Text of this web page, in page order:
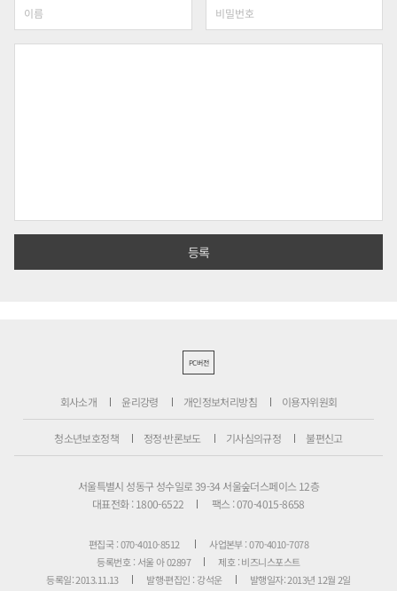
PC버전
회사소개 윤리강령 개인정보처리방침 이용자위원회
청소년보호정책 정정·반론보도 기사심의규정 불편신고
서울특별시 성동구 성수일로 39-34 서울숲더스페이스 12층
대표전화 : 1800-6522
팩스 : 070-4015-8658
편집국 : 070-4010-8512
사업본부 : 070-4010-7078
등록번호 : 서울 아 02897
제호 : 비즈니스포스트
등록일: 2013.11.13
발행·편집인 : 강석운
발행일자: 2013년 12월 2일